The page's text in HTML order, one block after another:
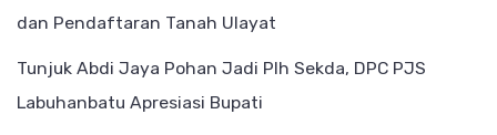
dan Pendaftaran Tanah Ulayat
Tunjuk Abdi Jaya Pohan Jadi Plh Sekda, DPC PJS
Labuhanbatu Apresiasi Bupati